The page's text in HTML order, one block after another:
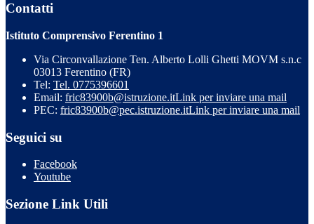
Contatti
Istituto Comprensivo Ferentino 1
Via Circonvallazione Ten. Alberto Lolli Ghetti MOVM s.n.c
03013 Ferentino (FR)
Tel: Tel. 0775396601
Email: fric83900b@istruzione.itLink per inviare una mail
PEC: fric83900b@pec.istruzione.itLink per inviare una mail
Seguici su
Facebook
Youtube
Sezione Link Utili